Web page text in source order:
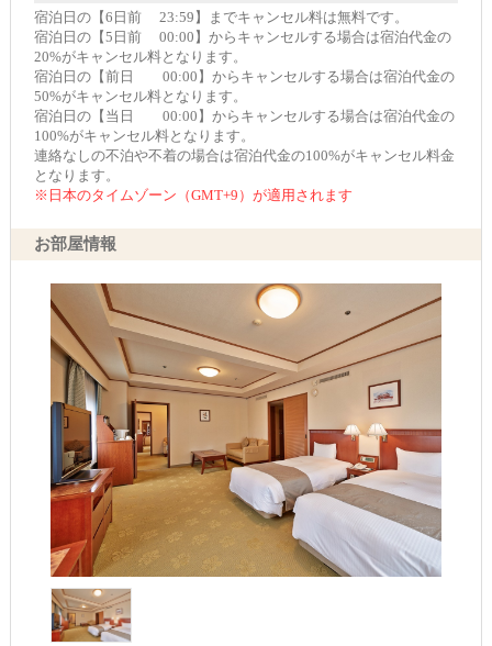
宿泊日の【6日前 23:59】までキャンセル料は無料です。
宿泊日の【5日前 00:00】からキャンセルする場合は宿泊代金の
20%がキャンセル料となります。
宿泊日の【前日 00:00】からキャンセルする場合は宿泊代金の
50%がキャンセル料となります。
宿泊日の【当日 00:00】からキャンセルする場合は宿泊代金の
100%がキャンセル料となります。
連絡なしの不泊や不着の場合は宿泊代金の100%がキャンセル料金
となります。
※日本のタイムゾーン（GMT+9）が適用されます
お部屋情報